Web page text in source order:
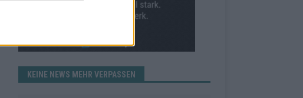
KEINE NEWS MEHR VERPASSEN